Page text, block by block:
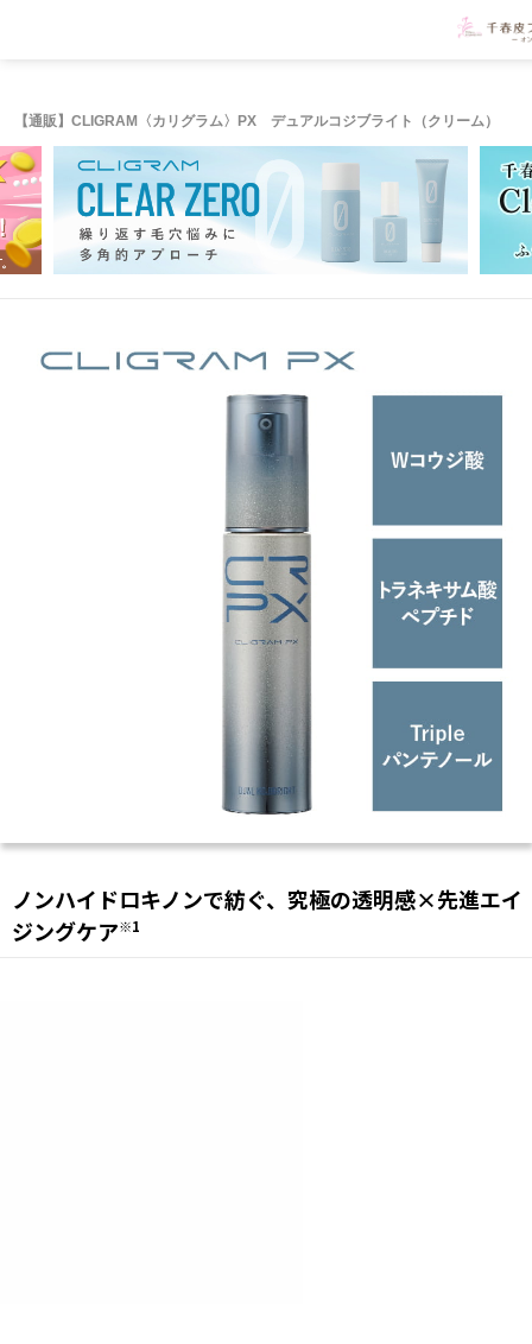
【通販】CLIGRAM〈カリグラム〉PX デュアルコジブライト（クリーム）
ノンハイドロキノンで紡ぐ、究極の透明感×先進エイ
ジングケア※1